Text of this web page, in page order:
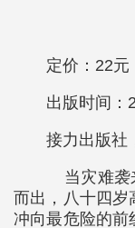
定价：22元
出版时间：
接力出版社
当灾难袭
而出，八十四岁
冲向最危险的前